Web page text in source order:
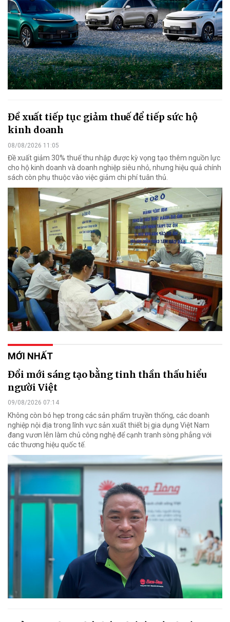
Đề xuất tiếp tục giảm thuế để tiếp sức hộ
kinh doanh
08/08/2026 11:05
Đề xuất giảm 30% thuế thu nhập được kỳ vọng tạo thêm nguồn lực
cho hộ kinh doanh và doanh nghiệp siêu nhỏ, nhưng hiệu quả chính
sách còn phụ thuộc vào việc giảm chi phí tuân thủ.
MỚI NHẤT
Đổi mới sáng tạo bằng tinh thần thấu hiểu
người Việt
09/08/2026 07:14
Không còn bó hẹp trong các sản phẩm truyền thống, các doanh
nghiệp nội địa trong lĩnh vực sản xuất thiết bị gia dụng Việt Nam
đang vươn lên làm chủ công nghệ để cạnh tranh sòng phẳng với
các thương hiệu quốc tế.